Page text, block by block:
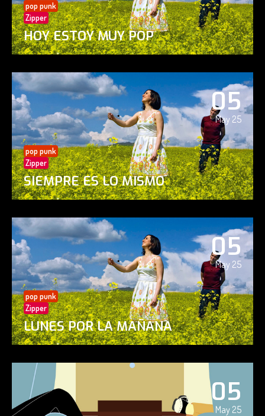
pop punk
Zipper
HOY ESTOY MUY POP
05
May 25
pop punk
Zipper
SIEMPRE ES LO MISMO
05
May 25
pop punk
Zipper
LUNES POR LA MAÑANA
05
May 25